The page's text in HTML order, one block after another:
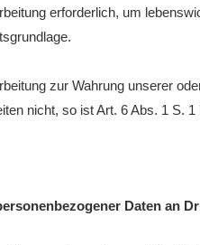
erforderlich, um
zur Wahrung unserer
nicht, so ist Art. 6 Abs. 1 S.
Daten an